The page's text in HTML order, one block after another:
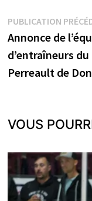
de
l’article
PUBLICATION
Annonce de
d’entraîneurs
Perreault de
VOUS